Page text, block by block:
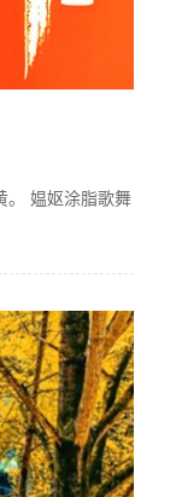
。 媪妪涂脂歌舞